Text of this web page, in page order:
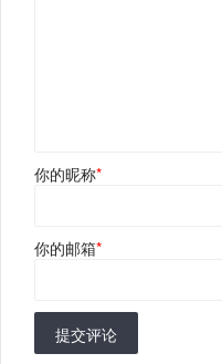
你的昵称*
你的邮箱*
提交评论